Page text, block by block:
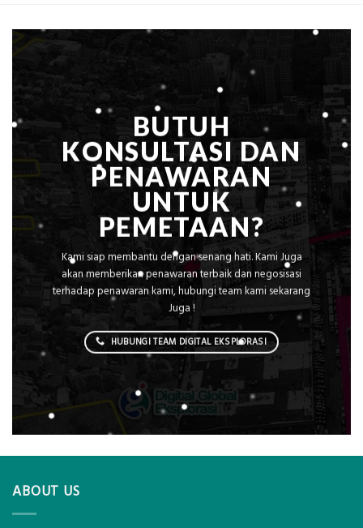
BUTUH
KONSULTASI DAN
PENAWARAN
UNTUK
PEMETAAN?
Kami siap membantu dengan senang hati. Kami Juga
akan memberikan penawaran terbaik dan negosisasi
terhadap penawaran kami, hubungi team kami sekarang
Juga !
HUBUNGI TEAM DIGITAL EKSPLORASI
ABOUT US